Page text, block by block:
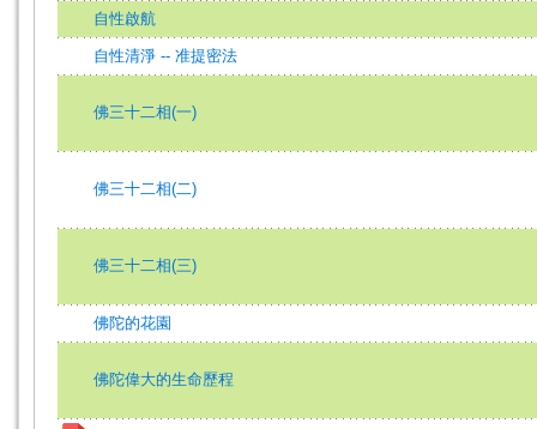
自性啟航
自性清淨 -- 准提密法
佛三十二相(一)
佛三十二相(二)
佛三十二相(三)
佛陀的花園
佛陀偉大的生命歷程